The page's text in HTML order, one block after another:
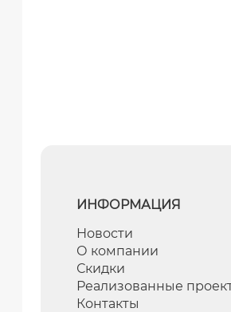
ИНФОРМАЦИЯ
Новости
О компании
Скидки
Реализованные
Контакты